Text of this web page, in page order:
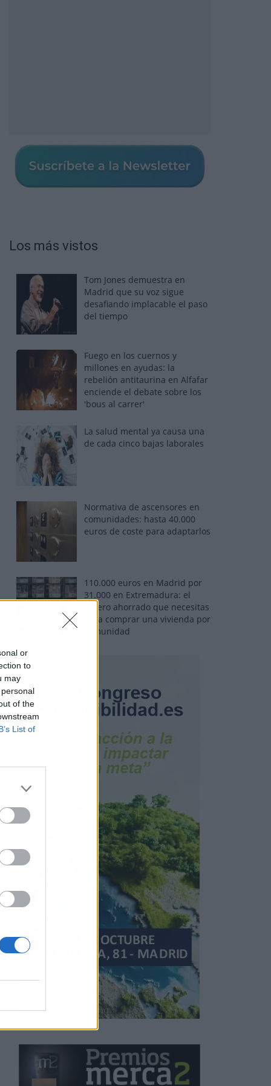
or
to
may
of the
List of
Los más vistos
Tom Jones demuestra en
Madrid que su voz sigue
desafiando implacable el paso
del tiempo
Fuego en los cuernos y
millones en ayudas: la
rebelión antitaurina en Alfafar
enciende el debate sobre los
'bous al carrer'
La salud mental ya causa una
de cada cinco bajas laborales
Normativa de ascensores en
comunidades: hasta 40.000
euros de coste para adaptarlos
110.000 euros en Madrid por
31.000 en Extremadura: el
dinero ahorrado que necesitas
para comprar una vivienda por
comunidad